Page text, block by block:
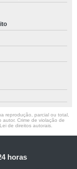
reprodução, parcial ou total,
autor. Crime de violação de
de direitos autorais
horas